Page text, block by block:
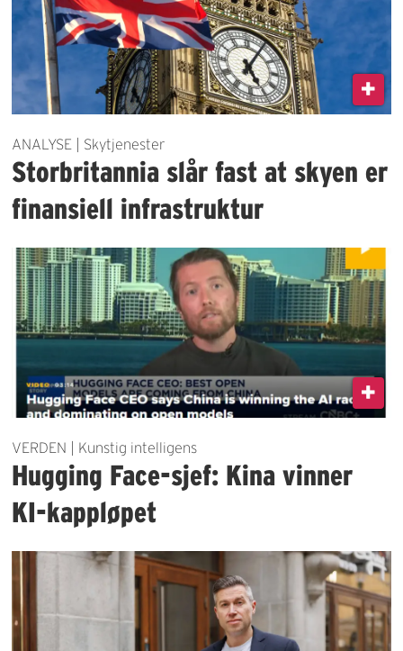
ANALYSE | Skytjenester
Storbritannia slår fast at skyen er
finansiell infrastruktur
VERDEN | Kunstig intelligens
Hugging Face-sjef: Kina vinner
KI-kappløpet